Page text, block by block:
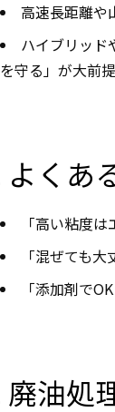
高速長距離や
ハイブリッド
を守る」が大前提
よくあ
「高い粘度
「混ぜても
「添加剤で
廃油処